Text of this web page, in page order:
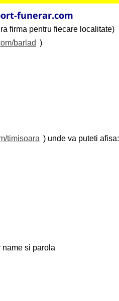
funerar.com
firma pentru fiecare localitate)
barlad )
timisoara ) unde va puteti afisa:
name si parola